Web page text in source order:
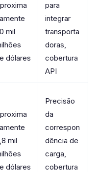
mil
dólares
para
integrar
transporta
doras,
cobertura
API
mil
dólares
Precisão
da
correspon
dência de
carga,
cobertura